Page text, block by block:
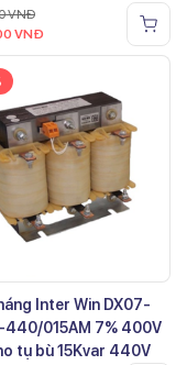
VNĐ
VNĐ
Inter Win DX07-
015AM 7% 400V
tụ bù 15Kvar 440V